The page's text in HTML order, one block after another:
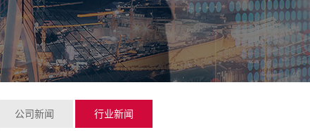
公司新闻 行业新闻